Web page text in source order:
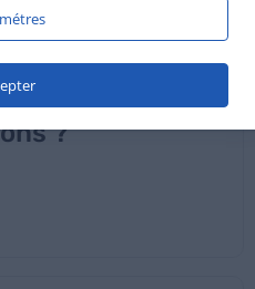
Tunisie :
?